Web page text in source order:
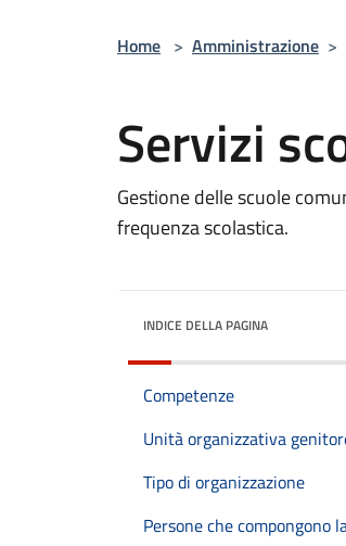
Home > Amministrazione >
Servizi
Gestione delle scuole
frequenza scolastica.
INDICE DELLA PAGINA
Competenze
Unità organizzativa
Tipo di organizzazione
Persone che compongono